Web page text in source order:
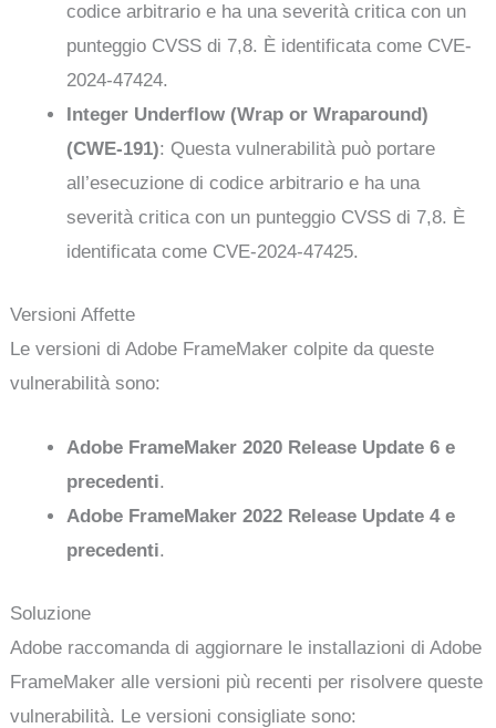
codice arbitrario e ha una severità critica con un
punteggio CVSS di 7,8. È identificata come CVE-
2024-47424.
Integer Underflow (Wrap or Wraparound)
(CWE-191): Questa vulnerabilità può portare
all’esecuzione di codice arbitrario e ha una
severità critica con un punteggio CVSS di 7,8. È
identificata come CVE-2024-47425.
Versioni Affette
Le versioni di Adobe FrameMaker colpite da queste
vulnerabilità sono:
Adobe FrameMaker 2020 Release Update 6 e
precedenti.
Adobe FrameMaker 2022 Release Update 4 e
precedenti.
Soluzione
Adobe raccomanda di aggiornare le installazioni di Adobe
FrameMaker alle versioni più recenti per risolvere queste
vulnerabilità. Le versioni consigliate sono: